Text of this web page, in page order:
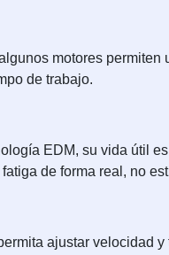
motores
de trabajo.
EDM, su vida útil
de forma real, no
ajustar velocidad